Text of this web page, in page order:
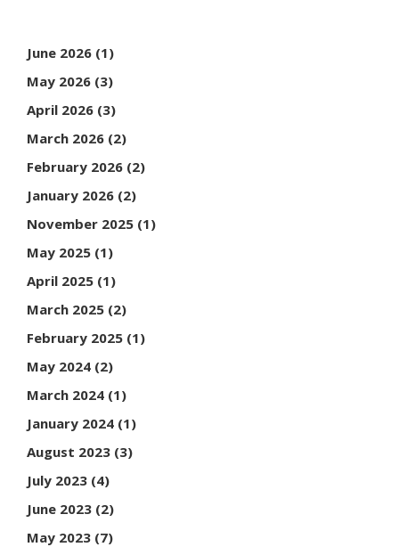
June 2026 (1)
May 2026 (3)
April 2026 (3)
March 2026 (2)
February 2026 (2)
January 2026 (2)
November 2025 (1)
May 2025 (1)
April 2025 (1)
March 2025 (2)
February 2025 (1)
May 2024 (2)
March 2024 (1)
January 2024 (1)
August 2023 (3)
July 2023 (4)
June 2023 (2)
May 2023 (7)